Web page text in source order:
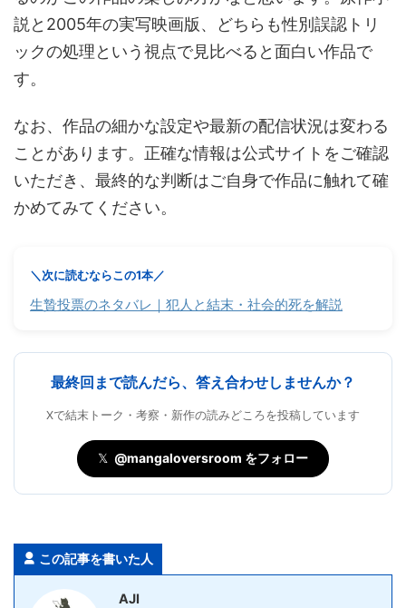
説と2005年の実写映画版、どちらも性別誤認トリ
ックの処理という視点で見比べると面白い作品で
す。
なお、作品の細かな設定や最新の配信状況は変わる
ことがあります。正確な情報は公式サイトをご確認
いただき、最終的な判断はご自身で作品に触れて確
かめてみてください。
＼次に読むならこの1本／
生贄投票のネタバレ｜犯人と結末・社会的死を解説
最終回まで読んだら、答え合わせしませんか？
Xで結末トーク・考察・新作の読みどころを投稿しています
𝕏 @mangaloversroom をフォロー
この記事を書いた人
AJI